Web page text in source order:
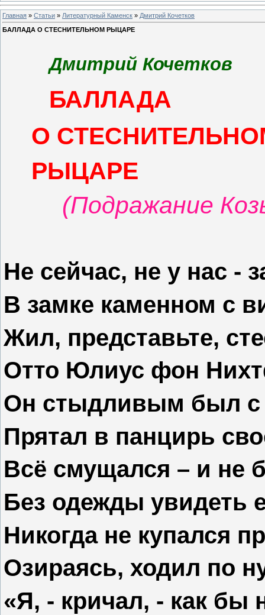
Главная » Статьи » Литературный Каменск » Дмитрий Кочетков
БАЛЛАДА О СТЕСНИТЕЛЬНОМ РЫЦАРЕ
Дмитрий Кочетков
БАЛЛАДА
О
РЫЦАРЕ
(Подражание
Не сейчас, не у нас -
В замке каменном с
Жил, представьте,
Отто Юлиус фон
Он стыдливым был с
Прятал в панцирь
Всё смущался – и не
Без одежды увидеть
Никогда не купался
Озираясь, ходил по
«Я, - кричал, - как бы